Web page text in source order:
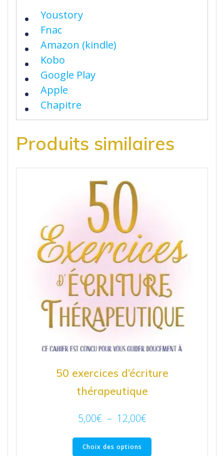
Youstory
Fnac
Amazon (kindle)
Kobo
Google Play
Apple
Chapitre
Produits similaires
50 exercices d’écriture
thérapeutique
5,00€ – 12,00€
Choix des options